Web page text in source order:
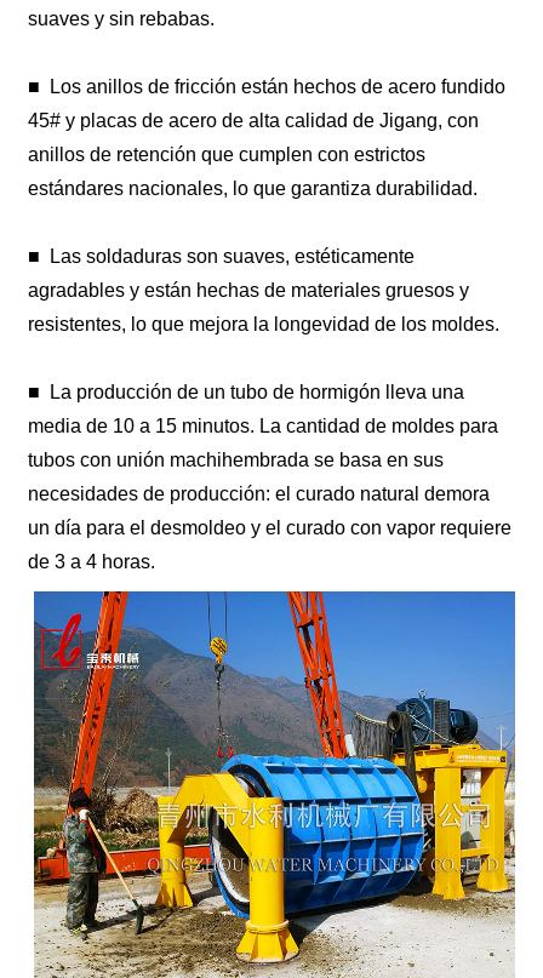
suaves y sin rebabas.
■
Los anillos de fricción están hechos de acero fundido
45# y placas de acero de alta calidad de Jigang, con
anillos de retención que cumplen con estrictos
estándares nacionales, lo que garantiza durabilidad.
■
Las soldaduras son suaves, estéticamente
agradables y están hechas de materiales gruesos y
resistentes, lo que mejora la longevidad de los moldes.
■
La producción de un tubo de hormigón lleva una
media de 10 a 15 minutos. La cantidad de moldes para
tubos con unión machihembrada se basa en sus
necesidades de producción: el curado natural demora
un día para el desmoldeo y el curado con vapor requiere
de 3 a 4 horas.